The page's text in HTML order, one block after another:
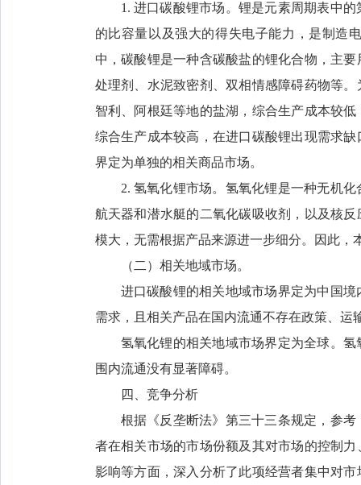
1. 进口碳酸锂市场。锂是元素周期表中
的比容量以及强大的得失电子能力，是制造
中，碳酸锂是一种含碳酸盐的锂化合物，主
处理剂、水泥致密剂、双相情感障碍药物等
智利、阿根廷等地的盐湖，综合生产成本较
综合生产成本较高，在进口碳酸锂出现需求
界定为单独的相关商品市场。
2. 氢氧化锂市场。氢氧化锂是一种无机
航天器和潜水艇的二氧化碳吸收剂，以及核
模大，无需根据产品来源进一步细分。因此
（二）相关地域市场。
进口碳酸锂的相关地域市场界定为中国
需求，且相关产品在国内流通不存在政策、运
氢氧化锂的相关地域市场界定为全球。
围内流通没有显著障碍。
四、竞争分析
根据《反垄断法》第三十三条规定，参
者在相关市场的市场份额及其对市场的控制
影响等方面，深入分析了此项经营者集中对